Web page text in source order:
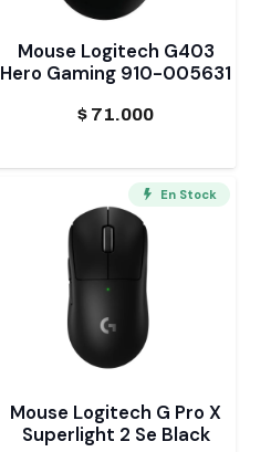
Mouse Logitech G403
Hero Gaming 910-005631
$ 71.000
En Stock
Mouse Logitech G Pro X
Superlight 2 Se Black